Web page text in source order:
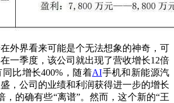
外界看来可能是个无法想象的神奇，可
一季度，该公司就出现了营收增长12倍
比增长400%，随着AI手机和新能源汽
，公司的业绩和利润获得进一步的增长
，的确有些“离谱”。然而，这个新的“王